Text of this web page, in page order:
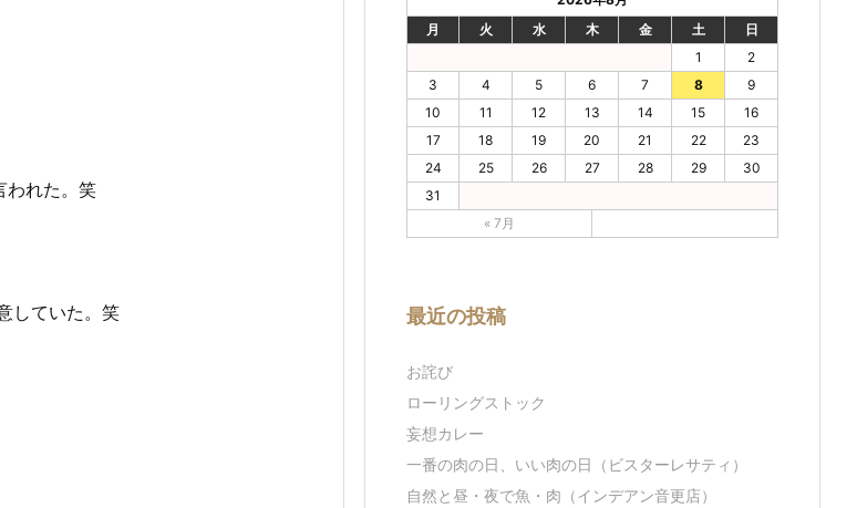
われた。笑
していた。笑
月
火 水 木 金 土
日
1
2
3
4 5 6 7 8
9
10
11 12 13 14 15
16
17
18 19 20 21 22
23
24
25 26 27 28 29
30
31
« 7月
最近の投稿
お詫び
ローリングストック
妄想カレー
一番の肉の日、いい肉の日（ビスターレサティ）
自然と昼・夜で魚・肉（インデアン音更店）